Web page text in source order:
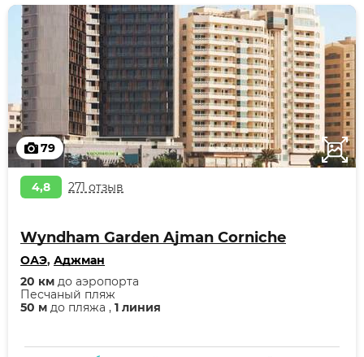
79
4,8 271 отзыв
Wyndham Garden Ajman Corniche
ОАЭ, Аджман
50 м до пляжа , 1 линия
Песчаный пляж
20 км до аэропорта